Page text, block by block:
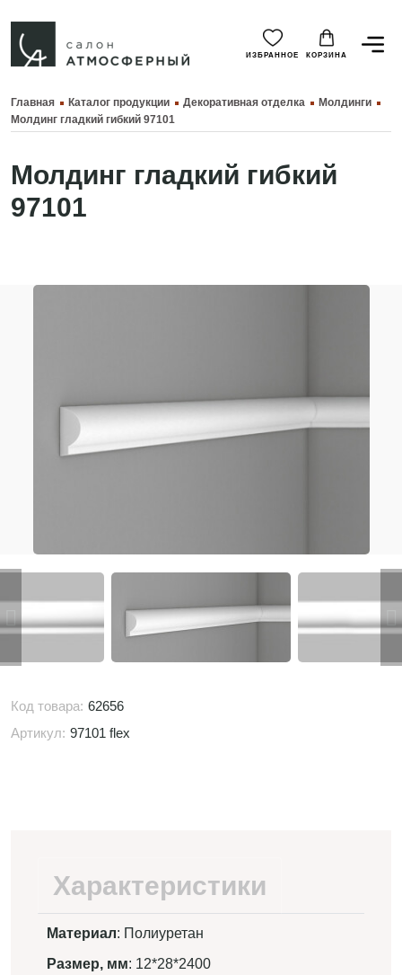
ИЗБРАННОЕ КОРЗИНА
Главная Каталог продукции Декоративная отделка
Молдинги
Молдинг гладкий гибкий 97101
Молдинг гладкий гибкий
97101
Код товара: 62656
Артикул: 97101 flex
Характеристики
Материал: Полиуретан
Размер, мм: 12*28*2400